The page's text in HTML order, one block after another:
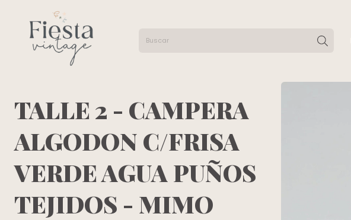
TALLE 2 - CAMPERA
ALGODON C/FRISA
VERDE AGUA PUÑOS
TEJIDOS - MIMO